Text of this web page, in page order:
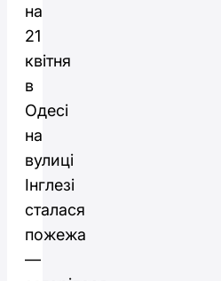
на
21
квітня
в
Одесі
на
вулиці
Інглезі
сталася
пожежа
—